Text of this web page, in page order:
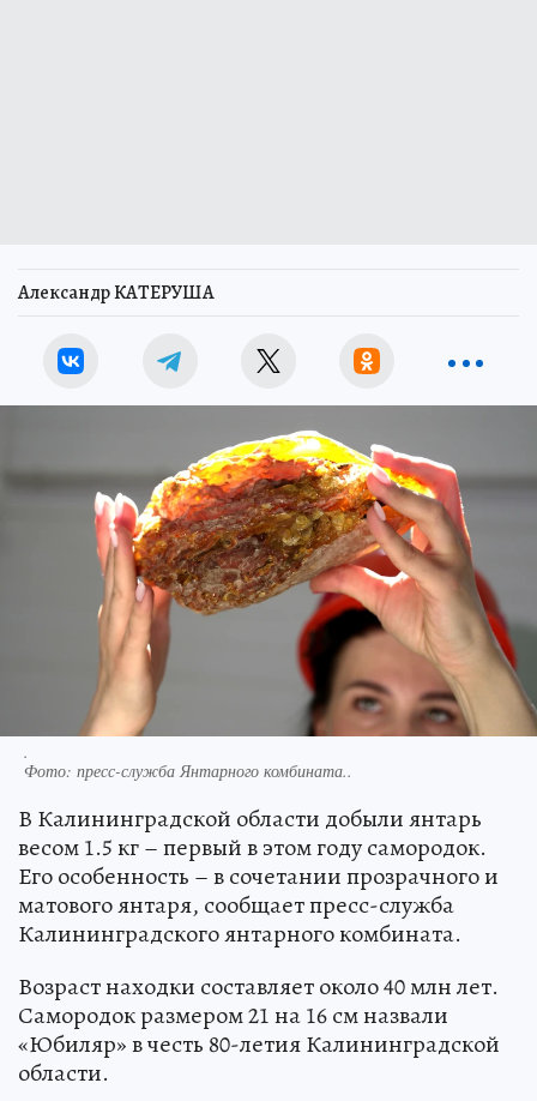
Александр КАТЕРУША
.
Фото: пресс-служба Янтарного комбината..
В Калининградской области добыли янтарь
весом 1.5 кг – первый в этом году самородок.
Его особенность – в сочетании прозрачного и
матового янтаря, сообщает пресс-служба
Калининградского янтарного комбината.
Возраст находки составляет около 40 млн лет.
Самородок размером 21 на 16 см назвали
«Юбиляр» в честь 80-летия Калининградской
области.